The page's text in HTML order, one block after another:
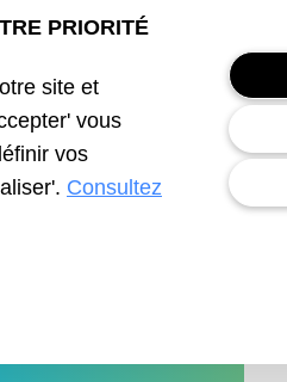
PRIORITÉ
site et
vous
vos
Consultez